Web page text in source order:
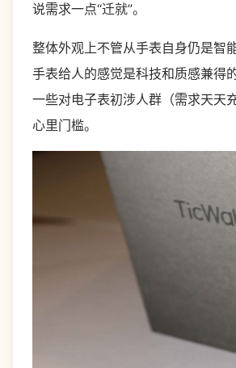
说需求一点“迁就”。
整体外观上不管从手表自身仍是智
手表给人的感觉是科技和质感兼得
一些对电子表初涉人群（需求天天
心里门槛。